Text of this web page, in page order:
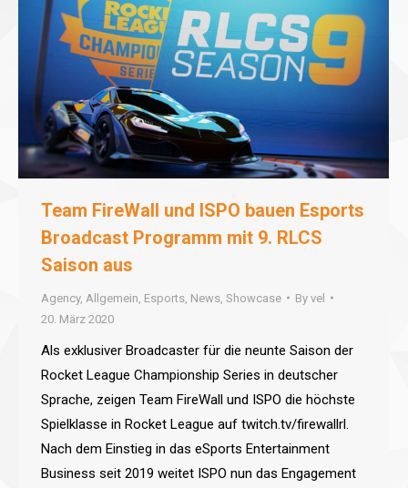
Team FireWall und ISPO bauen Esports
Broadcast Programm mit 9. RLCS
Saison aus
Agency, Allgemein Esports News Showcase By vel
20. März 2020
Als exklusiver Broadcaster für die neunte Saison der
Rocket League Championship Series in deutscher
Sprache, zeigen Team FireWall und ISPO die höchste
Spielklasse in Rocket League auf twitch.tv/firewallrl.
Nach dem Einstieg in das eSports Entertainment
Business seit 2019 weitet ISPO nun das Engagement